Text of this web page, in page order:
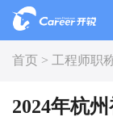
首页 > 工程师职
2024年杭